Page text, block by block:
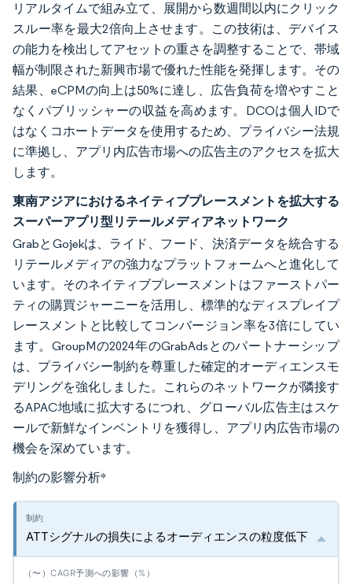
リアルタイムで組み立て、展開から数週間以内にクリック
スルー率を最大2倍向上させます。この技術は、デバイス
の能力を検出してアセットの重さを調整することで、帯域
幅が制限された新興市場で優れた性能を発揮します。その
結果、eCPMの向上は50%に達し、広告負荷を増やすこと
なくパブリッシャーの収益を高めます。DCOは個人IDで
はなくコホートデータを使用するため、プライバシー法規
に準拠し、アプリ内広告市場への広告主のアクセスを拡大
します。
東南アジアにおけるネイティブプレースメントを拡大する
スーパーアプリ型リテールメディアネットワーク
GrabとGojekは、ライド、フード、決済データを統合する
リテールメディアの強力なプラットフォームへと進化して
います。そのネイティブプレースメントはファーストパー
ティの購買ジャーニーを活用し、標準的なディスプレイプ
レースメントと比較してコンバージョン率を3倍にしてい
ます。GroupMの2024年のGrabAdsとのパートナーシップ
は、プライバシー制約を尊重した確定的オーディエンスモ
デリングを強化しました。これらのネットワークが隣接す
るAPAC地域に拡大するにつれ、グローバル広告主はスケ
ールで新鮮なインベントリを獲得し、アプリ内広告市場の
機会を深めています。
制約の影響分析*
ATTシグナルの損失によるオーディエンスの粒度低下